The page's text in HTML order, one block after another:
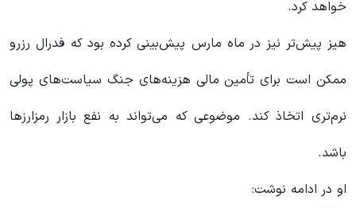
خواهد کرد.
هیز پیش‌تر نیز در ماه مارس پیش‌بینی کرده بود که فدرال رزرو
ممکن است برای تأمین مالی هزینه‌های جنگ سیاست‌های پولی
نرم‌تری اتخاذ کند. موضوعی که می‌تواند به نفع بازار رمزارزها
باشد.
او در ادامه نوشت: